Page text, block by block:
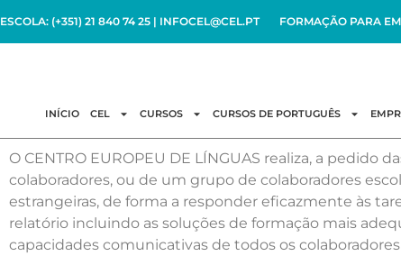
ESCOLA: (+351) 21 840 74 25 | INFOCEL@CEL.PT FORMAÇÃO PARA
INÍCIO CEL CURSOS CURSOS DE PORTUGUÊS
O CENTRO EUROPEU DE LÍNGUAS realiza, a
colaboradores, ou de um grupo de colaboradores
estrangeiras, de forma a responder eficazmente às
relatório incluindo as soluções de formação mais
capacidades comunicativas de todos os